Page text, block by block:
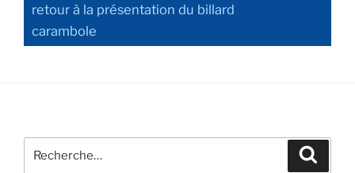
retour à la présentation du billard
carambole
pour